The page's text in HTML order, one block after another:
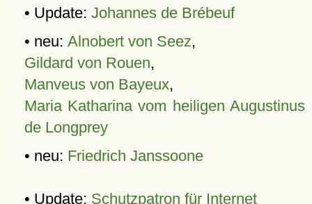
• Update: Johannes de Brébeuf
• neu: Alnobert von Seez,
Gildard von Rouen,
Manveus von Bayeux,
Maria Katharina vom heiligen Augustinus
de Longprey
• neu: Friedrich Janssoone
• Update: Schutzpatron für Internet